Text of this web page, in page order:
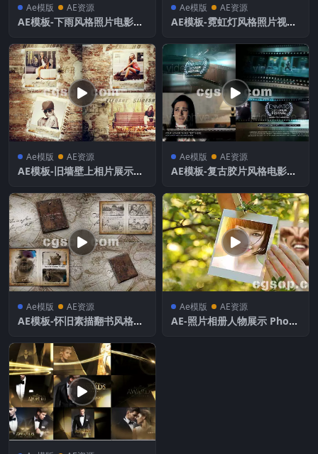
Ae模版 AE资源
AE模板-下雨风格照片电影预
Ae模版 AE资源
AE模板-霓虹灯风格照片视频
Ae模版 AE资源
AE模板-旧墙壁上相片展示模
Ae模版 AE资源
AE模板-复古胶片风格电影预
Ae模版 AE资源
AE模板-怀旧素描翻书风格相
Ae模版 AE资源
AE-照片相册人物展示 Photo